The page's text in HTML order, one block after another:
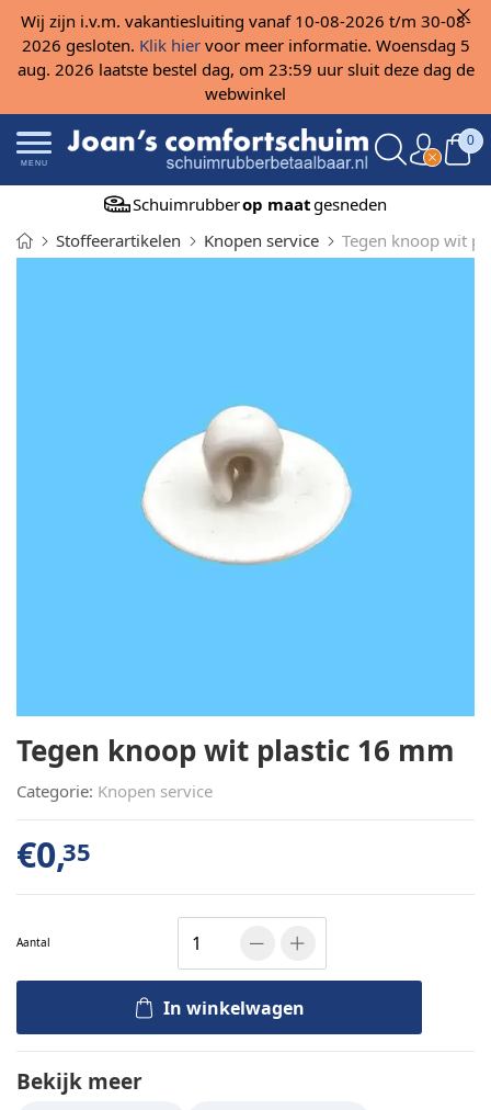
Wij zijn i.v.m. vakantiesluiting vanaf 10-08-2026 t/m 30-08-
2026 gesloten. Klik hiervoor meer informatie. Woensdag 5
aug. 2026 laatste bestel dag, om 23:59 uur sluit deze dag de
webwinkel
MENU
0
Schuimrubberop maatgesneden
Stoffeerartikelen
Knopen service Tegen knoop wit
Tegen knoop wit plastic 16 mm
Categorie: Knopen service
€0,35
Aantal
In winkelwagen
Bekijk meer